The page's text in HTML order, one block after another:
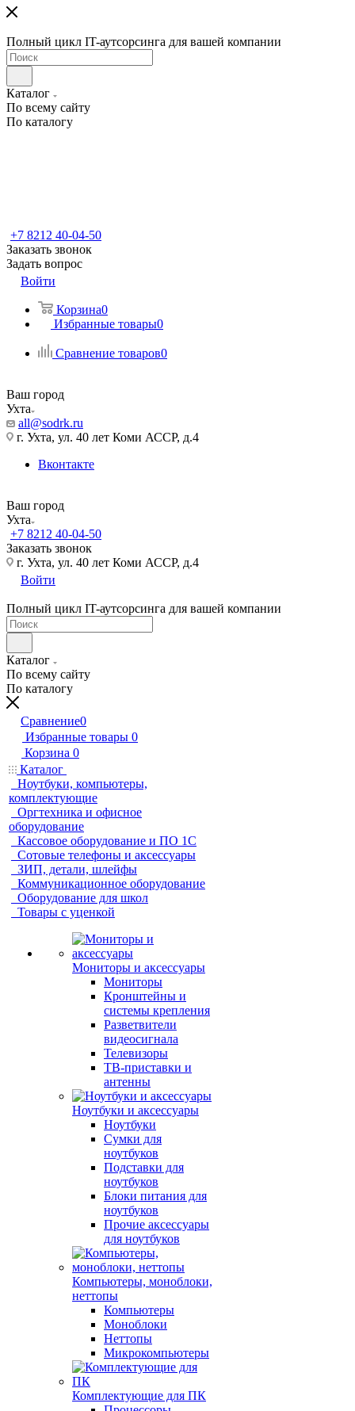
Полный цикл IT-аутсорсинга для вашей компании
Каталог
По всему сайту
По каталогу
+7 8212 40-04-50
Заказать звонок
Задать вопрос
Войти
Корзина0
Избранные товары0
Сравнение товаров0
Ваш город
Ухта
all@sodrk.ru
г. Ухта, ул. 40 лет Коми АССР, д.4
Вконтакте
Ваш город
Ухта
+7 8212 40-04-50
Заказать звонок
г. Ухта, ул. 40 лет Коми АССР, д.4
Войти
Полный цикл IT-аутсорсинга для вашей компании
Каталог
По всему сайту
По каталогу
Сравнение0
Избранные товары 0
Корзина 0
Каталог
Ноутбуки, компьютеры,
комплектующие
Оргтехника и офисное
оборудование
Кассовое оборудование и ПО 1С
Сотовые телефоны и аксессуары
ЗИП, детали, шлейфы
Коммуникационное оборудование
Оборудование для школ
Товары с уценкой
Мониторы и аксессуары
Мониторы
Кронштейны и
системы крепления
Разветвители
видеосигнала
Телевизоры
ТВ-приставки и
антенны
Ноутбуки и аксессуары
Ноутбуки
Сумки для
ноутбуков
Подставки для
ноутбуков
Блоки питания для
ноутбуков
Прочие аксессуары
для ноутбуков
Компьютеры, моноблоки,
неттопы
Компьютеры
Моноблоки
Неттопы
Микрокомпьютеры
Комплектующие для ПК